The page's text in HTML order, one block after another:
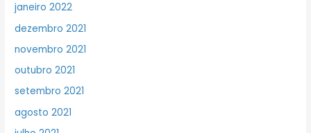
janeiro 2022
dezembro 2021
novembro 2021
outubro 2021
setembro 2021
agosto 2021